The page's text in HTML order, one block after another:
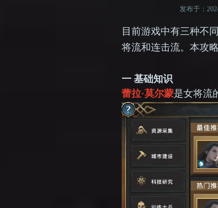
发布于：
目前游戏中有三种不
将流和连击流。本攻
一 基础知识
蕾拉·莫尔蒙是女将流